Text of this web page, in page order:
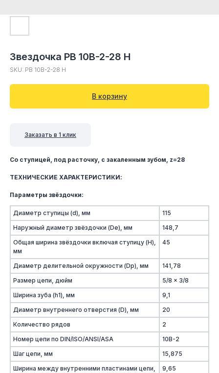
Звездочка PB 10B-2-28 H
SKU: PB 10B-2-28 H
В корзину
Заказать в 1 клик
Со ступицей, под расточку, c закаленным зубом, z=28
ТЕХНИЧЕСКИЕ ХАРАКТЕРИСТИКИ:
Параметры звёздочки:
Диаметр ступицы (d), мм
115
Наружный диаметр звёздочки (De), мм
148,7
Общая ширина звёздочки включая ступицу (H),
мм
45
Диаметр делительной окружности (Dp), мм
141,78
Размер цепи, дюйм
5/8 x 3/8
Ширина зуба (h1), мм
9,1
Диаметр внутреннего отверстия (D), мм
20
Количество рядов
2
Номер цепи по DIN/ISO/ANSI/ASA
10B-2
Шаг цепи, мм
15,875
Ширина между внутренними пластинами цепи,
9,65